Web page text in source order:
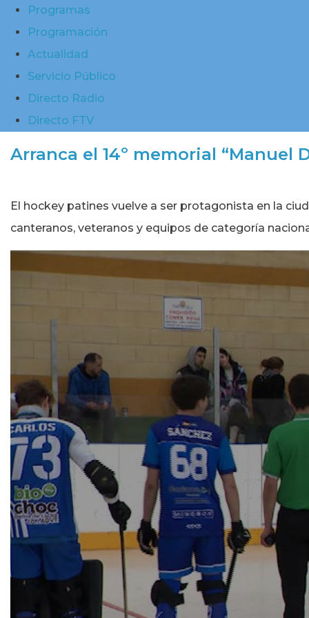
Programas
Programación
Actualidad
Servicio Público
Directo Radio
Directo FTV
Arranca el 14º memorial
El hockey patines vuelve a ser protagonista en la
canteranos, veteranos y equipos de categoría